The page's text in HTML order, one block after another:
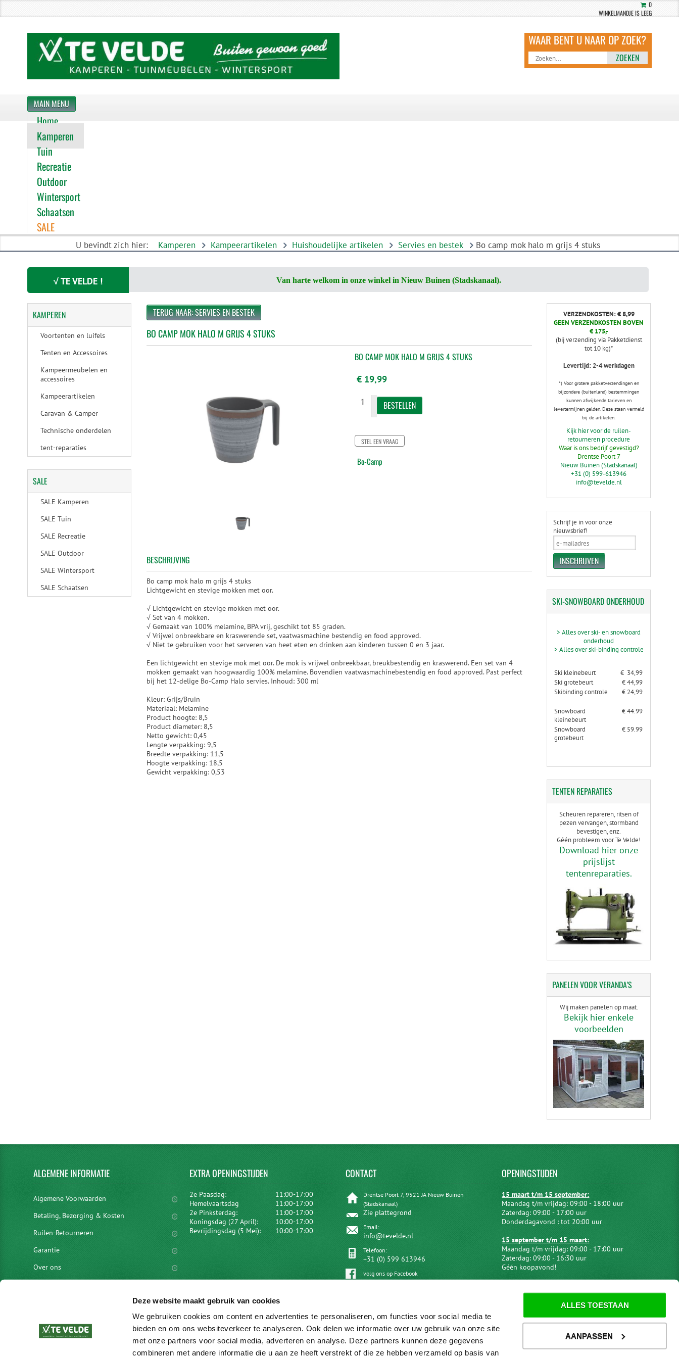
Deze website maakt gebruik van cookies
We gebruiken cookies om content en advertenties te personaliseren, om functies voor social media te
bieden en om ons websiteverkeer te analyseren. Ook delen we informatie over uw gebruik van onze site
met onze partners voor social media, adverteren en analyse. Deze partners kunnen deze gegevens
combineren met andere informatie die u aan ze heeft verstrekt of die ze hebben verzameld op basis van
ALLES TOESTAAN
AANPASSEN
0
WINKELMANDJE IS LEEG
ZOEKEN
MAIN MENU
Home
Kamperen
Tuin
Recreatie
Outdoor
Wintersport
Schaatsen
SALE
U bevindt zich hier: Kamperen Kampeerartikelen Huishoudelijke artikelen Servies en bestek Bo camp mok halo m grijs 4 stuks
√ TE VELDE ! Van harte welkom in onze winkel in Nieuw Buinen (Stadskanaal).
TERUG NAAR: SERVIES EN BESTEK
BO CAMP MOK HALO M GRIJS 4 STUKS
BO CAMP MOK HALO M GRIJS 4 STUKS
€ 19,99
STEL EEN VRAAG
Bo-Camp
BESCHRIJVING
Bo camp mok halo m grijs 4 stuks
Lichtgewicht en stevige mokken met oor.
√ Lichtgewicht en stevige mokken met oor.
√ Set van 4 mokken.
√ Gemaakt van 100% melamine, BPA vrij, geschikt tot 85 graden.
√ Vrijwel onbreekbare en kraswerende set, vaatwasmachine bestendig en food approved.
√ Niet te gebruiken voor het serveren van heet eten en drinken aan kinderen tussen 0 en 3 jaar.
Een lichtgewicht en stevige mok met oor. De mok is vrijwel onbreekbaar, breukbestendig en kraswerend. Een set van 4
mokken gemaakt van hoogwaardig 100% melamine. Bovendien vaatwasmachinebestendig en food approved. Past perfect
bij het 12-delige Bo-Camp Halo servies. Inhoud: 300 ml
Kleur: Grijs/Bruin
Materiaal: Melamine
Product hoogte: 8,5
Product diameter: 8,5
Netto gewicht: 0,45
Lengte verpakking: 9,5
Breedte verpakking: 11,5
Hoogte verpakking: 18,5
Gewicht verpakking: 0,53
KAMPEREN
Voortenten en luifels
Tenten en Accessoires
Kampeermeubelen en
accessoires
Kampeerartikelen
Caravan & Camper
Technische onderdelen
tent-reparaties
SALE
SALE Kamperen
SALE Tuin
SALE Recreatie
SALE Outdoor
SALE Wintersport
SALE Schaatsen
VERZENDKOSTEN: € 8,99
GEEN VERZENDKOSTEN BOVEN
€ 175,-
(bij verzending via Pakketdienst
tot 10 kg)*
Levertijd: 2-4 werkdagen
*) Voor grotere pakketverzendingen en
bijzondere (buitenland) bestemmingen
kunnen afwijkende tarieven en
levertermijnen gelden. Deze staan vermeld
bij de artikelen.
Kijk hier voor de ruilen-
retourneren procedure
Waar is ons bedrijf gevestigd?
Drentse Poort 7
Nieuw Buinen (Stadskanaal)
+31 (0) 599-613946
info@tevelde.nl
Schrijf je in voor onze
nieuwsbrief!
SKI-SNOWBOARDONDERHOUD
> Alles over ski- en snowboard
onderhoud
> Alles over ski-binding controle
Ski kleinebeurt
€ 34,99
Ski grotebeurt
€ 44,99
Skibinding controle
€ 24,99
Snowboard
kleinebeurt
€ 44.99
Snowboard
grotebeurt
€ 59.99
TENTEN REPARATIES
Scheuren repareren, ritsen of
pezen vervangen, stormband
bevestigen, enz.
Géén probleem voor Te Velde!
Download hier onze
prijslijst
tentenreparaties.
PANELENVOOR VERANDA'S
Wij maken panelen op maat.
Bekijk hier enkele
voorbeelden
ALGEMENEINFORMATIE
Algemene Voorwaarden
Betaling, Bezorging & Kosten
Ruilen-Retourneren
Garantie
Over ons
vacatures
EXTRAOPENINGSTIJDEN
2e Paasdag:
11:00-17:00
Hemelvaartsdag
11:00-17:00
2e Pinksterdag:
11:00-17:00
Koningsdag (27 April):
10:00-17:00
Bevrijdingsdag (5 Mei):
10:00-17:00
CONTACT
Drentse Poort 7, 9521 JA Nieuw Buinen
(Stadskanaal)
Zie plattegrond
Email:
info@tevelde.nl
Telefoon:
+31 (0) 599 613946
volg ons op Facebook
OPENINGSTIJDEN
15 maart t/m 15 september:
Maandag t/m vrijdag: 09:00 - 18:00 uur
Zaterdag: 09:00 - 17:00 uur
Donderdagavond : tot 20:00 uur
15 september t/m 15 maart:
Maandag t/m vrijdag: 09:00 - 17:00 uur
Zaterdag: 09:00 - 16:30 uur
Géén koopavond!